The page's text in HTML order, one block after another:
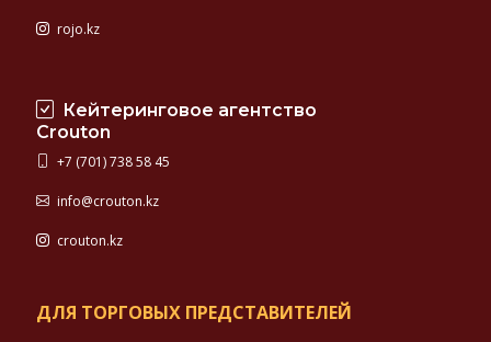
rojo.kz
Кейтеринговое агентство
Crouton
+7 (701) 738 58 45
info@crouton.kz
crouton.kz
ДЛЯ ТОРГОВЫХ ПРЕДСТАВИТЕЛЕЙ